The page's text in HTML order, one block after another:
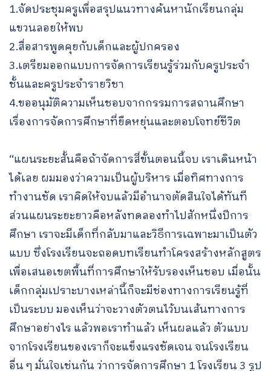
1.จัดประชุมครูเพื่อสรุปแนวทางค้นหานักเรียนกลุ่ม
แขวนลอยให้พบ
2.สื่อสารพูดคุยกับเด็กและผู้ปกครอง
3.เตรียมออกแบบการจัดการเรียนรู้ร่วมกับครูประจำ
ชั้นและครูประจำรายวิชา
4.ขออนุมัติความเห็นชอบจากกรรมการสถานศึกษา
เรื่องการจัดการศึกษาที่ยืดหยุ่นและตอบโจทย์ชีวิต
“แผนระยะสั้นคือถ้าจัดการสี่ขั้นตอนนี้จบ เราเดินหน้า
ได้เลย ผมมองว่าความเป็นผู้บริหาร เมื่อทิศทางการ
ทำงานชัด เราคิดให้จบแล้วมีอำนาจตัดสินใจได้ทันที
ส่วนแผนระยะยาวคือหลังทดลองทำไปสักหนึ่งปีการ
ศึกษา เราจะมีเด็กที่กลับมาและวิธีการเฉพาะมาเป็นตัว
แบบ ซึ่งโรงเรียนจะถอดบทเรียนทำโครงสร้างหลักสูตร
เพื่อเสนอเขตพื้นที่การศึกษาให้รับรองเห็นชอบ เมื่อนั้น
เด็กกลุ่มเปราะบางเหล่านี้ก็จะมีช่องทางการเรียนรู้ที่
เป็นระบบ มองเห็นว่าจะวางตัวตนไว้บนเส้นทางการ
ศึกษาอย่างไร แล้วพอเราทำแล้ว เห็นผลแล้ว ตัวแบบ
จากโรงเรียนของเราก็จะแข็งแรงชัดเจน จนโรงเรียน
อื่น ๆ มั่นใจเช่นกัน ว่าการจัดการศึกษา 1 โรงเรียน 3 รูป